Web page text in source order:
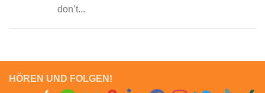
don’t...
HÖREN UND FOLGEN!